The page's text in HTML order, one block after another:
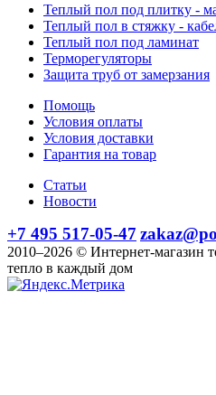
Теплый пол под плитку -
Теплый пол в стяжку -
Теплый пол под ламинат
Терморегуляторы
Защита труб от замерзания
Помощь
Условия оплаты
Условия доставки
Гарантия на товар
Статьи
Новости
+7 495 517-05-47
2010–2026 © Интернет-магазин
тепло в каждый дом